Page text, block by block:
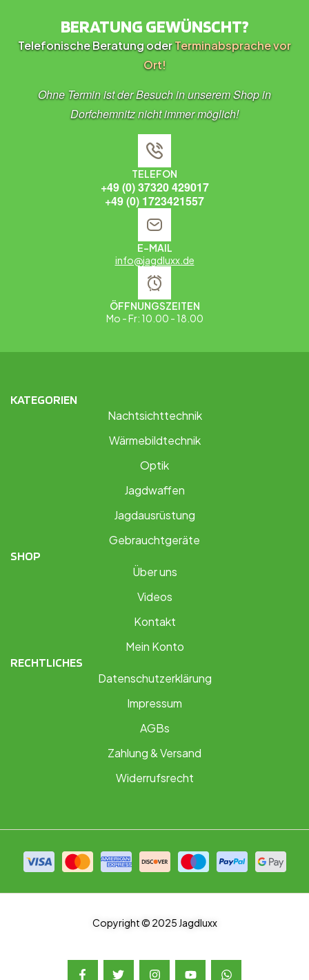
BERATUNG GEWÜNSCHT?
Telefonische Beratung oderTerminabsprache vor
Ort!
Ohne Termin ist der Besuch in unserem Shop in
Dorfchemnitz nicht immer möglich!
TELEFON
+49 (0) 37320 429017
+49 (0) 1723421557
E-MAIL
info@jagdluxx.de
ÖFFNUNGSZEITEN
Mo - Fr: 10.00 - 18.00
KATEGORIEN
Nachtsichttechnik
Wärmebildtechnik
Optik
Jagdwaffen
Jagdausrüstung
Gebrauchtgeräte
SHOP
Über uns
Videos
Kontakt
Mein Konto
RECHTLICHES
Datenschutzerklärung
Impressum
AGBs
Zahlung & Versand
Widerrufsrecht
Copyright © 2025 Jagdluxx